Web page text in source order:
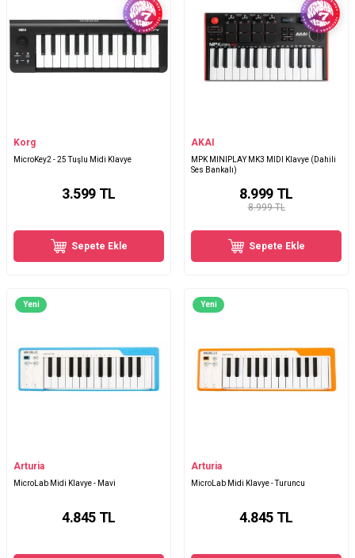
Korg
MicroKey2 - 25 Tuşlu Midi Klavye
3.599 TL
Sepete Ekle
AKAI
MPK MINIPLAY MK3 MIDI Klavye (Dahili
Ses Bankalı)
8.999 TL
8.999 TL
Sepete Ekle
Yeni
Arturia
MicroLab Midi Klavye - Mavi
4.845 TL
Yeni
Arturia
MicroLab Midi Klavye - Turuncu
4.845 TL